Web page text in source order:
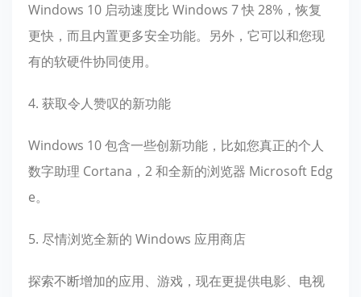
Windows 10 启动速度比 Windows 7 快 28%，恢复
更快，而且内置更多安全功能。另外，它可以和您现
有的软硬件协同使用。
4. 获取令人赞叹的新功能
Windows 10 包含一些创新功能，比如您真正的个人
数字助理 Cortana，2 和全新的浏览器 Microsoft Edg
e。
5. 尽情浏览全新的 Windows 应用商店
探索不断增加的应用、游戏，现在更提供电影、电视